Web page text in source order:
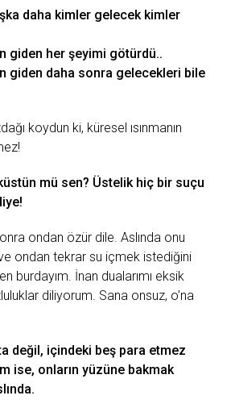
daha kimler gelecekkimler
giden her şeyimi götürdü..
giden daha sonra gelecekleri bile
koydun ki, küresel ısınmanın
mü sen? Üstelik hiç bir suçu
ondan özür dile. Aslında onu
ondan tekrar su içmek istediğini
burdayım. İnan dualarımı eksik
diliyorum. Sana onsuz, o’na
değil, içindeki beş para etmez
ise, onların yüzüne bakmak